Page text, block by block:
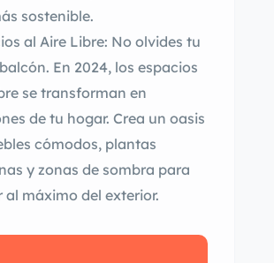
sostenible.
al Aire Libre: No olvides tu
En 2024, los espacios
se transforman en
de tu hogar. Crea un oasis
cómodos, plantas
y zonas de sombra para
máximo del exterior.